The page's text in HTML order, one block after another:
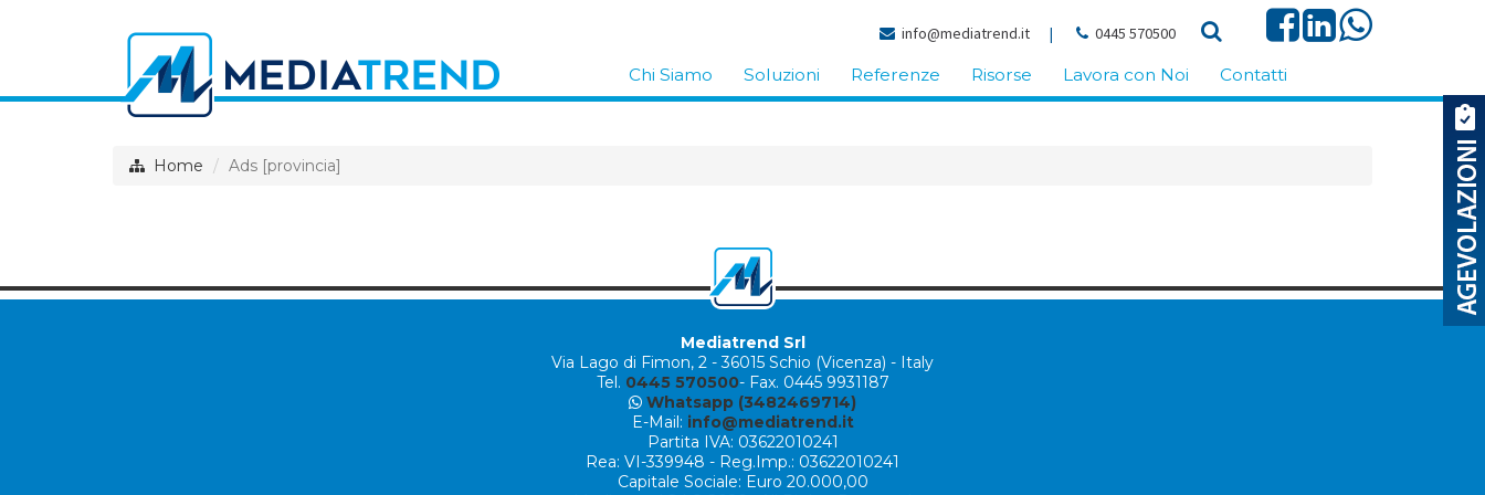
info@mediatrend.it | 0445 570500
Chi Siamo Soluzioni Referenze Risorse Lavora con Noi Contatti
Home Ads [provincia]
Mediatrend Srl
Via Lago di Fimon, 2 - 36015 Schio (Vicenza) - Italy
Tel. 0445 570500- Fax. 0445 9931187
Whatsapp (3482469714)
E-Mail: info@mediatrend.it
Partita IVA: 03622010241
Rea: VI-339948 - Reg.Imp.: 03622010241
Capitale Sociale: Euro 20.000,00